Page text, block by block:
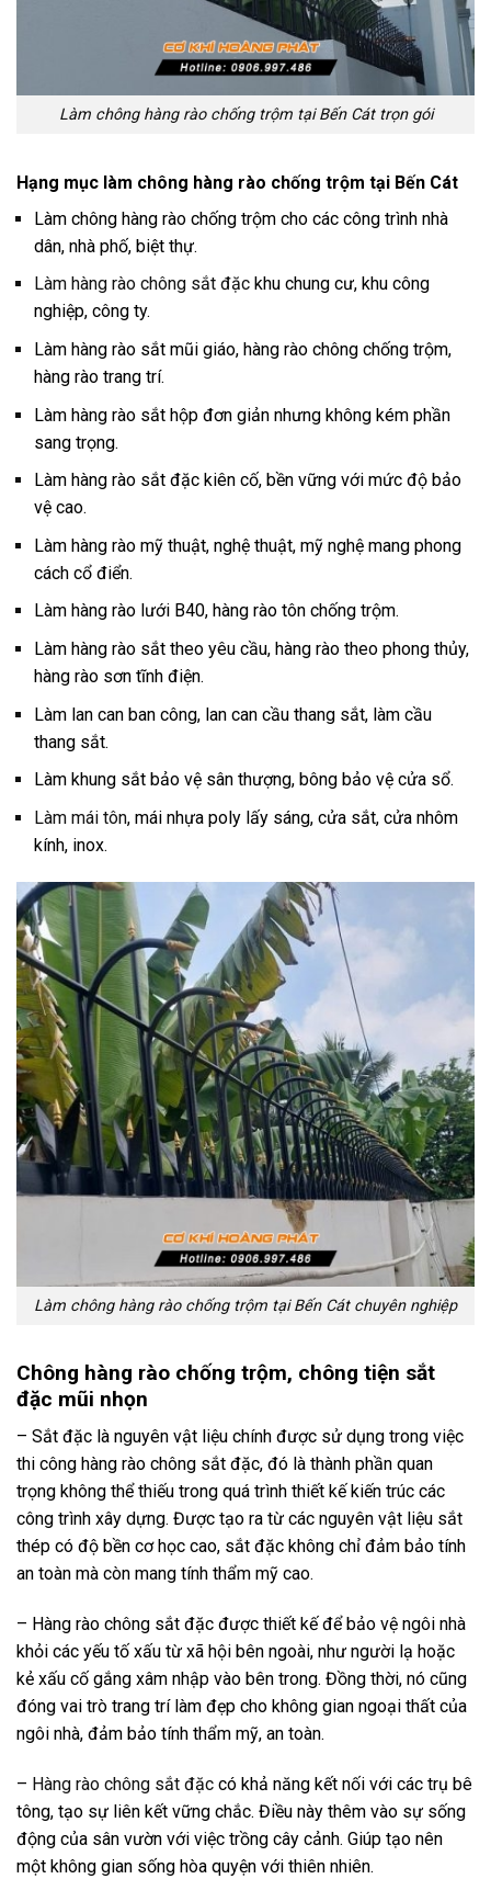
Làm chông hàng rào chống trộm tại Bến Cát trọn gói
Hạng mục làm chông hàng rào chống trộm tại Bến Cát
Làm chông hàng rào chống trộm cho các công trình nhà
dân, nhà phố, biệt thự.
Làm hàng rào chông sắt đặc khu chung cư, khu công
nghiệp, công ty.
Làm hàng rào sắt mũi giáo, hàng rào chông chống trộm,
hàng rào trang trí.
Làm hàng rào sắt hộp đơn giản nhưng không kém phần
sang trọng.
Làm hàng rào sắt đặc kiên cố, bền vững với mức độ bảo
vệ cao.
Làm hàng rào mỹ thuật, nghệ thuật, mỹ nghệ mang phong
cách cổ điển.
Làm hàng rào lưới B40, hàng rào tôn chống trộm.
Làm hàng rào sắt theo yêu cầu, hàng rào theo phong thủy,
hàng rào sơn tĩnh điện.
Làm lan can ban công, lan can cầu thang sắt, làm cầu
thang sắt.
Làm khung sắt bảo vệ sân thượng, bông bảo vệ cửa sổ.
Làm mái tôn, mái nhựa poly lấy sáng, cửa sắt, cửa nhôm
kính, inox.
Làm chông hàng rào chống trộm tại Bến Cát chuyên nghiệp
Chông hàng rào chống trộm, chông tiện sắt
đặc mũi nhọn
– Sắt đặc là nguyên vật liệu chính được sử dụng trong việc
thi công hàng rào chông sắt đặc, đó là thành phần quan
trọng không thể thiếu trong quá trình thiết kế kiến trúc các
công trình xây dựng. Được tạo ra từ các nguyên vật liệu sắt
thép có độ bền cơ học cao, sắt đặc không chỉ đảm bảo tính
an toàn mà còn mang tính thẩm mỹ cao.
– Hàng rào chông sắt đặc được thiết kế để bảo vệ ngôi nhà
khỏi các yếu tố xấu từ xã hội bên ngoài, như người lạ hoặc
kẻ xấu cố gắng xâm nhập vào bên trong. Đồng thời, nó cũng
đóng vai trò trang trí làm đẹp cho không gian ngoại thất của
ngôi nhà, đảm bảo tính thẩm mỹ, an toàn.
– Hàng rào chông sắt đặc có khả năng kết nối với các trụ bê
tông, tạo sự liên kết vững chắc. Điều này thêm vào sự sống
động của sân vườn với việc trồng cây cảnh. Giúp tạo nên
một không gian sống hòa quyện với thiên nhiên.